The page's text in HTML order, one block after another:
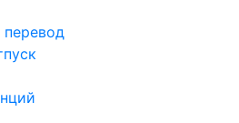
перевод